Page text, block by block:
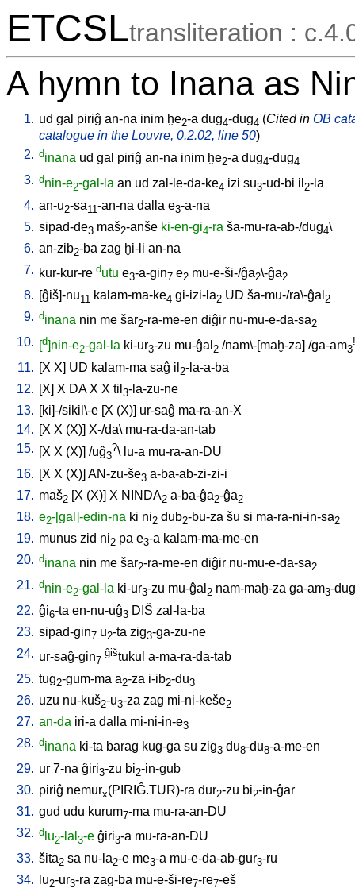
ETCSLtransliteration :
A hymn to Inana as
1. ud gal piriĝ an-na inim ḫe2-a dug4-dug4 (Cited in OB
catalogue in the Louvre, 0.2.02, line 50)
2. dinana ud gal piriĝ an-na inim ḫe2-a dug4-dug4
3. dnin-e2-gal-la an ud zal-le-da-ke4 izi su3-ud-bi il 2-la
4. an-u2-sa11 -an-na dalla e3-a-na
5. sipad-de3 maš2-anše ki-en-gi4-ra ša-mu-ra-ab-/dug4\
6. an-zib2-ba zag ḫi-li an-na
7. kur-kur-re dutu e3-a-gin7 e2 mu-e-ši-/ĝa2\-ĝa2
8. [ĝiš]-nu11 kalam-ma-ke4 gi-izi-la2 UD ša-mu-/ra\-ĝal 2
9. dinana nin me šar2-ra-me-en diĝir nu-mu-e-da-sa2
10. [d]nin-e2-gal-la ki-ur3-zu mu-ĝal 2 /nam\-[maḫ-za] /ga-am3
!
11. [X X] UD kalam-ma saĝ il 2-la-a-ba
12. [X] X DA X X til 3-la-zu-ne
13. [ki]-/sikil\-e [X (X)] ur-saĝ ma-ra-an-X
14. [X X (X)] X-/da\ mu-ra-da-an-tab
15. [X X (X)] /uĝ3
?\ lu-a mu-ra-an-DU
16. [X X (X)] AN-zu-še3 a-ba-ab-zi-zi-i
17. maš2 [X (X)] X NINDA2 a-ba-ĝa2-ĝa2
18. e2-[gal]-edin-na ki ni2 dub2-bu-za šu si ma-ra-ni-in-sa2
19. munus zid ni2 pa e3-a kalam-ma-me-en
20. dinana nin me šar2-ra-me-en diĝir nu-mu-e-da-sa2
21. dnin-e2-gal-la ki-ur3-zu mu-ĝal 2 nam-maḫ-za ga-am3-dug
22. ĝi6-ta en-nu-uĝ3 DIŠ zal-la-ba
23. sipad-gin7 u2-ta zig3-ga-zu-ne
24. ur-saĝ-gin7
ĝištukul a-ma-ra-da-tab
25. tug2-gum-ma a2-za i-ib2-du3
26. uzu nu-kuš2-u3-za zag mi-ni-keše2
27. an-da iri-a dalla mi-ni-in-e3
28. dinana ki-ta barag kug-ga su zig3 du8-du8-a-me-en
29. ur 7-na ĝiri3-zu bi2-in-gub
30. piriĝ nemurx(PIRIĜ.TUR)-ra dur2-zu bi2-in-ĝar
31. gud udu kurum7-ma mu-ra-an-DU
32. d lu2-lal 3-e ĝiri3-a mu-ra-an-DU
33. šita2 sa nu-la2-e me3-a mu-e-da-ab-gur3-ru
34.
lu2-ur3-ra zag-ba mu-e-ši-re7-re7-eš